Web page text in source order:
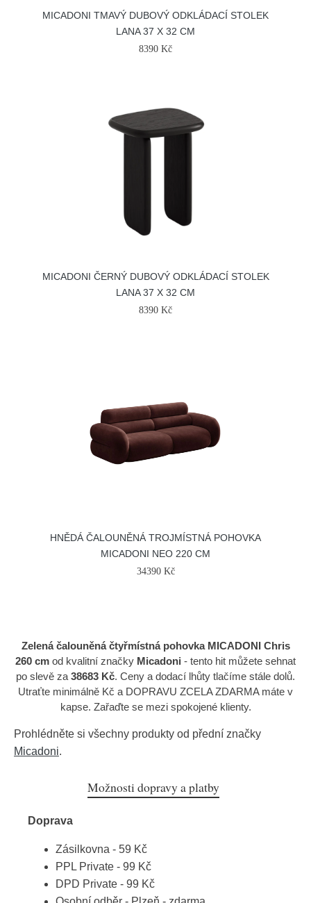
MICADONI TMAVÝ DUBOVÝ ODKLÁDACÍ STOLEK
LANA 37 X 32 CM
8390 Kč
MICADONI ČERNÝ DUBOVÝ ODKLÁDACÍ STOLEK
LANA 37 X 32 CM
8390 Kč
HNĚDÁ ČALOUNĚNÁ TROJMÍSTNÁ POHOVKA
MICADONI NEO 220 CM
34390 Kč
Zelená čalouněná čtyřmístná pohovka MICADONI Chris
260 cm od kvalitní značky Micadoni - tento hit můžete sehnat
po slevě za 38683 Kč. Ceny a dodací lhůty tlačíme stále dolů.
Utraťte minimálně Kč a DOPRAVU ZCELA ZDARMA máte v
kapse. Zařaďte se mezi spokojené klienty.
Prohlédněte si všechny produkty od přední značky
Micadoni.
Možnosti dopravy a platby
Doprava
Zásilkovna - 59 Kč
PPL Private - 99 Kč
DPD Private - 99 Kč